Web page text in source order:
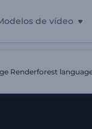
de vídeo
Renderforest